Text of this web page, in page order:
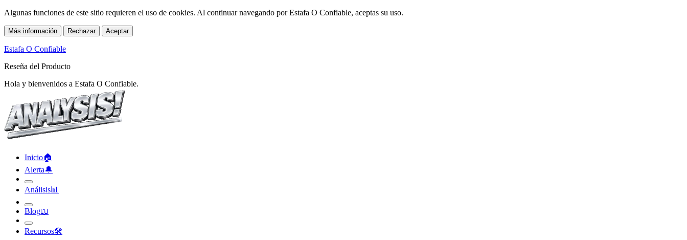
Algunas funciones de este sitio requieren el uso de cookies. Al continuar navegando por Estafa O Confiable, aceptas su uso.
Más información Rechazar Aceptar
Estafa O Confiable
Reseña del Producto
Hola y bienvenidos a Estafa O Confiable.
Inicio🏠︎
Alerta🔔︎
Análisis📊︎
Blog📖︎
Recursos🛠︎